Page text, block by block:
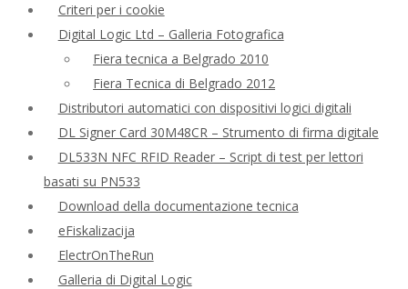
Criteri per i cookie
Digital Logic Ltd – Galleria Fotografica
Fiera tecnica a Belgrado 2010
Fiera Tecnica di Belgrado 2012
Distributori automatici con dispositivi logici digitali
DL Signer Card 30M48CR – Strumento di firma digitale
DL533N NFC RFID Reader – Script di test per lettori
basati su PN533
Download della documentazione tecnica
eFiskalizacija
ElectrOnTheRun
Galleria di Digital Logic